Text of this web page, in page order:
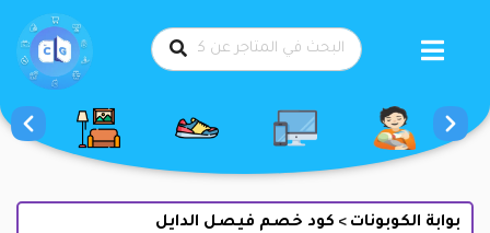
بوابة الكوبونات > كود خصم فيصل الدايل